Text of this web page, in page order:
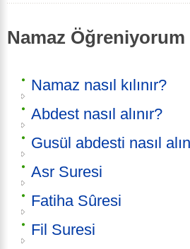
Namaz Öğreniyorum
Namaz nasıl kılınır?
Abdest nasıl alınır?
Gusül abdesti nasıl
Asr Suresi
Fatiha Sûresi
Fil Suresi